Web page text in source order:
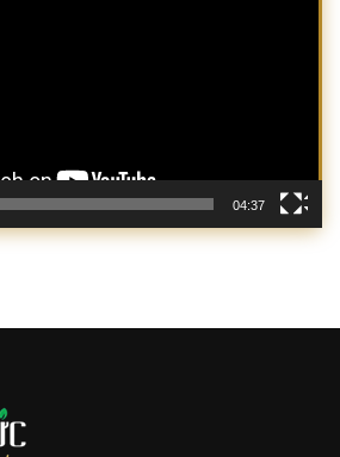
04:37